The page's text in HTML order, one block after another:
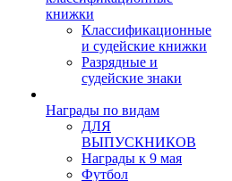
книжки
Классификационные
и судейские книжки
Разрядные и
судейские знаки
Награды по видам
ДЛЯ
ВЫПУСКНИКОВ
Награды к 9 мая
Футбол